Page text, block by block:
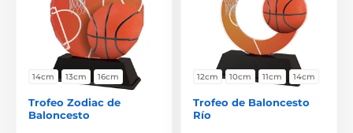
14cm 13cm 16cm
Trofeo Zodiac de
Baloncesto
12cm 10cm 11cm 14cm
Trofeo de Baloncesto
Río